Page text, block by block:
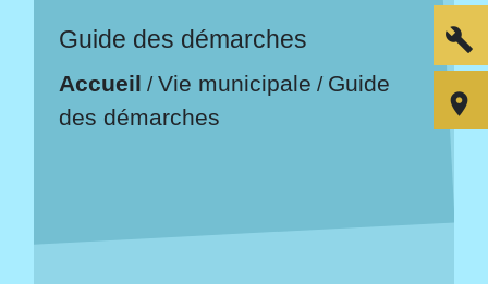
Guide des démarches
Accueil /Vie municipale / Guide
des démarches
build
room